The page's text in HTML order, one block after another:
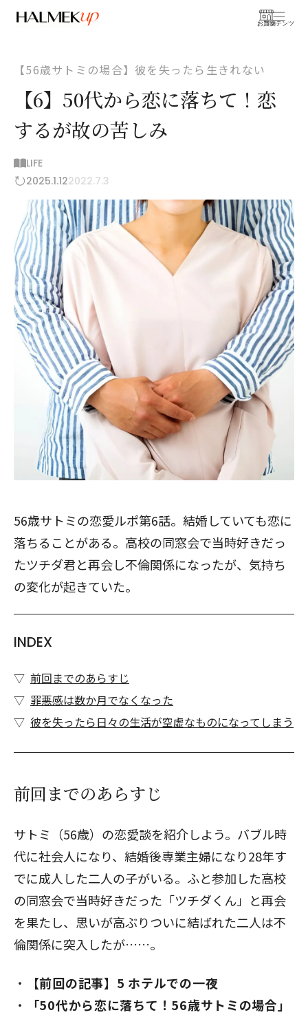
お買物
コンテンツ
【56歳サトミの場合】彼を失ったら生きれない
【6】50代から恋に落ちて！恋
するが故の苦しみ
LIFE
2025.1.122022.7.3
56歳サトミの恋愛ルポ第6話。結婚していても恋に
落ちることがある。高校の同窓会で当時好きだっ
たツチダ君と再会し不倫関係になったが、気持ち
の変化が起きていた。
INDEX
前回までのあらすじ
罪悪感は数か月でなくなった
彼を失ったら日々の生活が空虚なものになってしまう
前回までのあらすじ
サトミ（56歳）の恋愛談を紹介しよう。バブル時
代に社会人になり、結婚後専業主婦になり28年す
でに成人した二人の子がいる。ふと参加した高校
の同窓会で当時好きだった「ツチダくん」と再会
を果たし、思いが高ぶりついに結ばれた二人は不
倫関係に突入したが……。
【前回の記事】5 ホテルでの一夜
「50代から恋に落ちて！56歳サトミの場合」